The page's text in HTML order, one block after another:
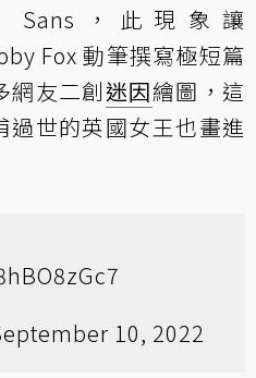
Sans，此現象讓
Fox 動筆撰寫極短篇
網友二創迷因繪圖，這
過世的英國女王也畫進
10, 2022